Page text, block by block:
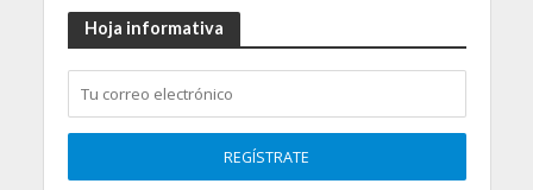
Hoja informativa